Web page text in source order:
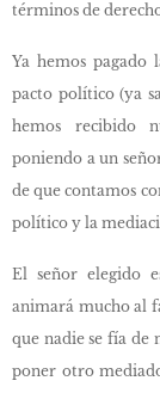
términos de
Ya hemos pagado
pacto político (ya
hemos recibido
poniendo a un
de que contamos
político y la
El señor elegido
animará mucho al
que nadie se fía de
poner otro